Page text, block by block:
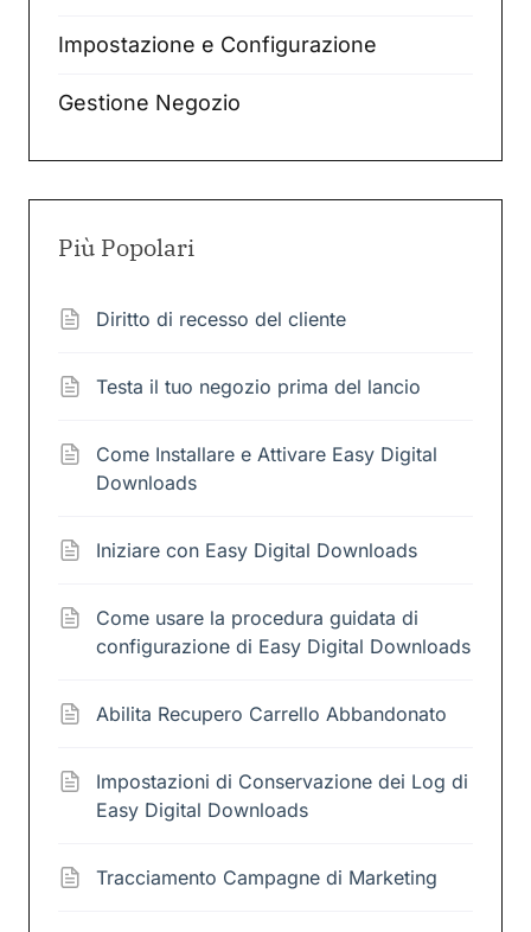
Impostazione e Configurazione
Gestione Negozio
Più Popolari
Diritto di recesso del cliente
Testa il tuo negozio prima del lancio
Come Installare e Attivare Easy Digital
Downloads
Iniziare con Easy Digital Downloads
Come usare la procedura guidata di
configurazione di Easy Digital Downloads
Abilita Recupero Carrello Abbandonato
Impostazioni di Conservazione dei Log di
Easy Digital Downloads
Tracciamento Campagne di Marketing